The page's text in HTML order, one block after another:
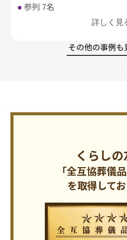
参列 7名
詳しく見
その他の事例も
くらし
「全互協葬儀
を取得して